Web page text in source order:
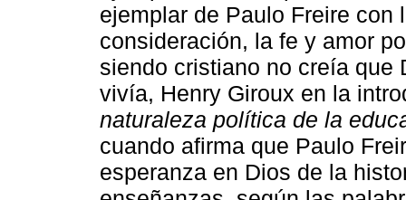
ejemplar de Paulo Freire con
consideración, la fe y amor
siendo cristiano no creía que
vivía, Henry Giroux en la
naturaleza política de la
cuando afirma que Paulo
esperanza en Dios de la